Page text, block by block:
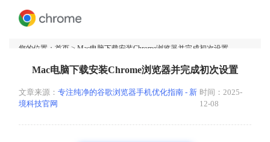
您的位置： 首页 > Mac电脑下载安装Chrome浏览器并完成初次设置
Mac电脑下载安装Chrome浏览器并完成初次设置
文章来源： 专注纯净的谷歌浏览器手机优化指南 - 新
境科技官网
时间：2025-
12-08